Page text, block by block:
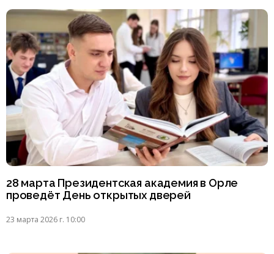
28 марта Президентская академия в Орле
проведёт День открытых дверей
23 марта 2026 г. 10:00